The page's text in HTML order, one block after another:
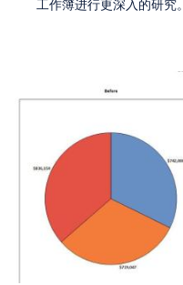
工作簿进行更深入的研究。